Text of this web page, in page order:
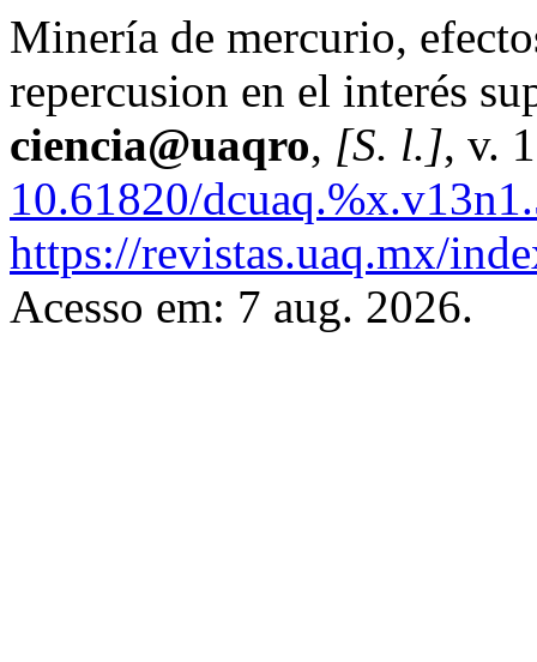
Minería de mercurio,
repercusion en el interés
ciencia@uaqro, [S. l.], v.
10.61820/
https://revistas.uaq.mx/
Acesso em: 7 aug. 2026.